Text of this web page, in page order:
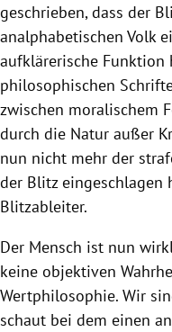
geschrieben, dass der
analphabetischen Volk
aufklärerische Funktion
philosophischen
zwischen moralischem
durch die Natur außer
nun nicht mehr der
der Blitz eingeschlagen
Blitzableiter.
Der Mensch ist nun
keine objektiven
Wertphilosophie. Wir
schaut bei dem einen